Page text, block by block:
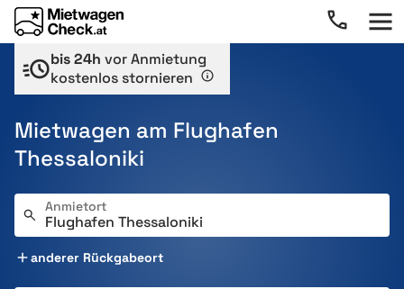
bis 24h vor Anmietung
kostenlos stornieren
Mietwagen am Flughafen
Thessaloniki
Anmietort
anderer Rückgabeort